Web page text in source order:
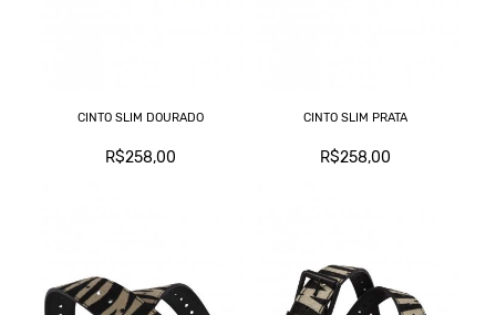
CINTO SLIM DOURADO
R$258,00
CINTO SLIM PRATA
R$258,00